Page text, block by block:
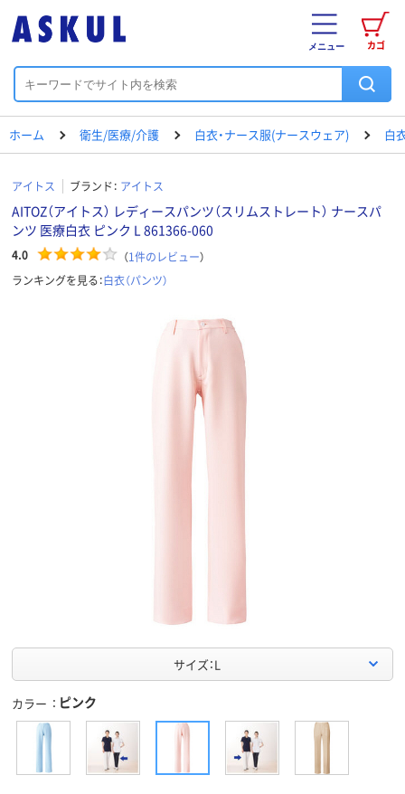
カゴ
メニュー
ホーム 衛生/医療/介護 白衣・ナース服(ナースウェア) 白
アイトス ブランド： アイトス
AITOZ（アイトス） レディースパンツ（スリムストレート） ナースパ
ンツ 医療白衣 ピンク L 861366-060
4.0 （1件のレビュー）
ランキングを見る：白衣（パンツ）
サイズ：L
カラー ピンク